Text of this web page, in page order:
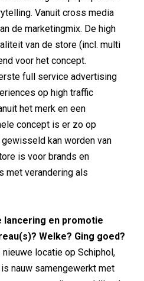
Vanuit cross media
de marketingmix. De high
van de store (incl. multi
voor het concept.
full service advertising
op high traffic
het merk en een
concept is er zo op
kan worden van
is voor brands en
met verandering als
lancering en promotie
Welke? Ging goed?
locatie op Schiphol,
nauw samengewerkt met